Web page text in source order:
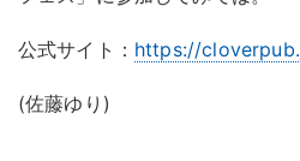
公式サイト： https://
(佐藤ゆり)